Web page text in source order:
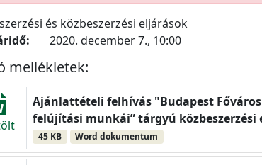
és közbeszerzési eljárások
2020. december 7., 10:00
mellékletek:
Ajánlattételi felhívás "Budapest
felújítási munkái” tárgyú
45 KB Word dokumentum